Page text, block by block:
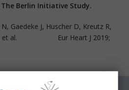
Berlin Initiative Study.
Gaedeke J, Huscher D, Kreutz R,
P, et al. Eur Heart J 2019;